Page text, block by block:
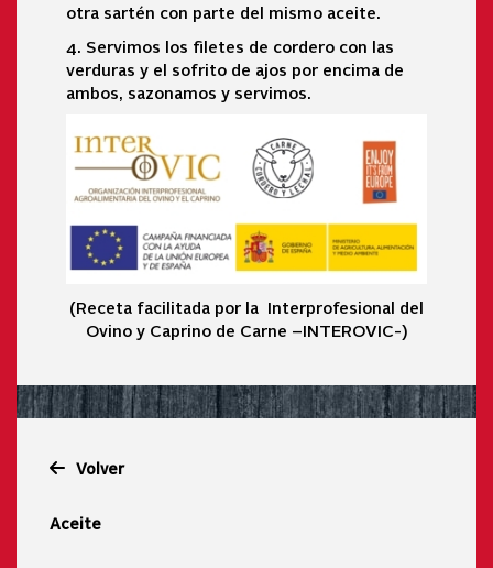
otra sartén con parte del mismo aceite.
4. Servimos los filetes de cordero con las
verduras y el sofrito de ajos por encima de
ambos, sazonamos y servimos.
(Receta facilitada por la Interprofesional del
Ovino y Caprino de Carne –INTEROVIC-)
Volver
Aceite